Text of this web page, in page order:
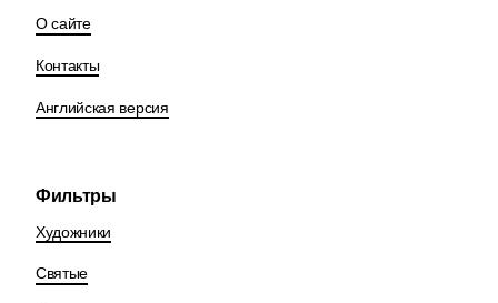
О сайте
Контакты
Английская версия
Фильтры
Художники
Святые